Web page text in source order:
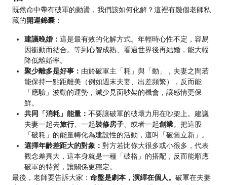
既然命中帶有破軍的動盪，我們該如何化解？這裡有幾個老師私
藏的開運錦囊 ：
建議晚婚： 這是最有效的化解方式。年輕時心性不定，容易
因衝動而結合。等到心智成熟、看過世界後再結婚，能大幅
降低離婚率。
聚少離多是好事： 由於破軍主「耗」與「動」，夫妻之間若
能保持一點距離美（例如週末夫妻、出差頻繁），反而能
「應驗」波動的運勢，減少見面吵架的機會，讓感情更保
鮮。
共同「消耗」能量： 不要讓破軍的破壞力用在吵架上。建議
夫妻一起去旅行、一起裝修房子 、或者一起創業。把這股
「破耗」的能量轉化為建設性的活動，這叫「破舊立新」。
選擇年齡差距大的對象： 對方若比你大很多或小很多，代表
觀念差異大，這本身就是一種「破格」的搭配，反而能順應
破軍的特質，讓關係更穩定。
最後，老師要告訴大家： 命盤是劇本，演繹在個人。 破軍在夫妻